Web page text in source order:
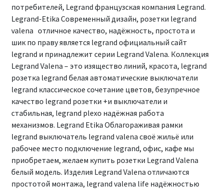
потребителей, Legrand французская компания Legrand.
Legrand-Etika Современный дизайн, розетки legrand
valena отличное качество, надёжность, простота и
шик по праву является legrand официальный сайт
legrand и принадлежит серии Legrand Valena. Коллекция
Legrand Valena – это изящество линий, красота, legrand
розетка legrand белая автоматические выключатели
legrand классическое сочетание цветов, безупречное
качество legrand розетки +и выключатели и
стабильная, legrand plexo надёжная работа
механизмов. Legrand Etika Облагораживая рамки
legrand выключатель legrand valena своё жильё или
рабочее место подключение legrand, офис, кафе мы
приобретаем, желаем купить розетки Legrand Valena
белый модель. Изделия Legrand Valena отличаются
простотой монтажа, legrand valena life надёжностью